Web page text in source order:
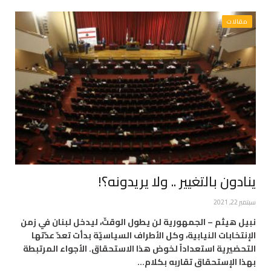
مقالات
ينادون بالتغيير .. ولا يريدونه؟!
سبتمبر 22, 2021
نبيل هيثم – الجمهورية لن يطول الوقتّ، ليدخل لبنان في زمن
الإنتخابات النيابية، وكل الأطراف السياسيّة بدأت تعدّ عدّتها
التحضيرية استعداداً لخوض هذا الاستحقاق. الأجواء المرتبطة
بهذا الإستحقاق تقاربه بكلام…